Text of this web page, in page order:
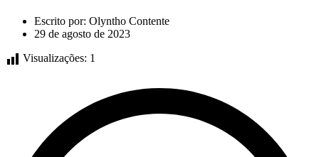
Escrito por: Olyntho Contente
29 de agosto de 2023
Visualizações: 1